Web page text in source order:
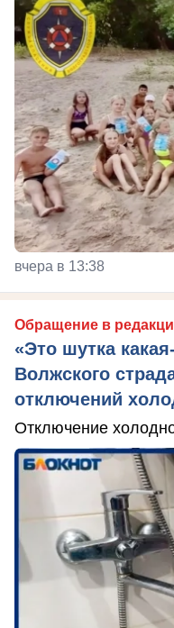
вчера в 13:38
Обращение в
«Это шутка
Волжского
отключений
Отключение